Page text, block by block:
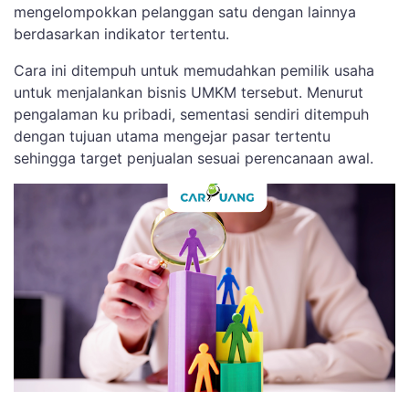
mengelompokkan pelanggan satu dengan lainnya
berdasarkan indikator tertentu.
Cara ini ditempuh untuk memudahkan pemilik usaha
untuk menjalankan bisnis UMKM tersebut. Menurut
pengalaman ku pribadi, sementasi sendiri ditempuh
dengan tujuan utama mengejar pasar tertentu
sehingga target penjualan sesuai perencanaan awal.